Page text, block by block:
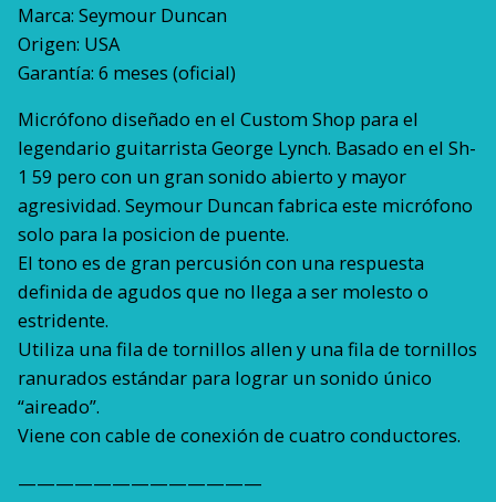
Marca: Seymour Duncan
Origen: USA
Garantía: 6 meses (oficial)
Micrófono diseñado en el Custom Shop para el
legendario guitarrista George Lynch. Basado en el Sh-
1 59 pero con un gran sonido abierto y mayor
agresividad. Seymour Duncan fabrica este micrófono
solo para la posicion de puente.
El tono es de gran percusión con una respuesta
definida de agudos que no llega a ser molesto o
estridente.
Utiliza una fila de tornillos allen y una fila de tornillos
ranurados estándar para lograr un sonido único
“aireado”.
Viene con cable de conexión de cuatro conductores.
—————————————